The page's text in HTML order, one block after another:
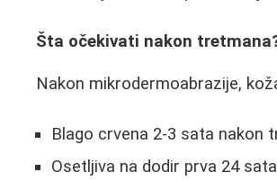
Šta očekivati nakon
Nakon mikrodermoabrazije,
Blago crvena 2-3 sata nakon
Osetljiva na dodir prva 24 sata